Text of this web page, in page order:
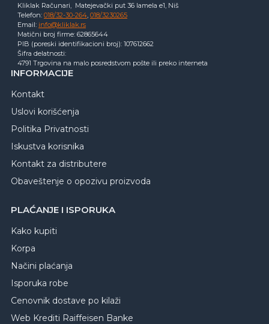
Kliklak Računari, Matejevački put 36 lamela e1, Niš
Telefon: 018/32-30-264 018/3230265
Email: info@kliklak.rs
Matični broj firme: 62865644
PIB (poreski identifikacioni broj): 107612662
Šifra delatnosti:
4791 Trgovina na malo posredstvom pošte ili preko interneta
INFORMACIJE
Kontakt
Uslovi korišćenja
Politika Privatnosti
Iskustva korisnika
Kontakt za distributere
Obaveštenje o opozivu proizvoda
PLAĆANJE I ISPORUKA
Kako kupiti
Korpa
Načini plaćanja
Isporuka robe
Cenovnik dostave po kilaži
Web Krediti Raiffeisen Banke